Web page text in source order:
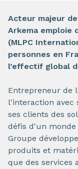
Acteur majeur
Arkema emploie
(MLPC
personnes en
l’effectif global
Entrepreneur de
l'interaction avec
ses clients des
défis d'un
Groupe
produits et
que des services